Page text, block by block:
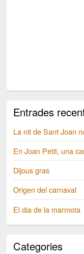
Entrades
La nit de Sant Joan
En Joan Petit, una
Dijous gras
Origen del carnaval
El dia de la marmota
Categories